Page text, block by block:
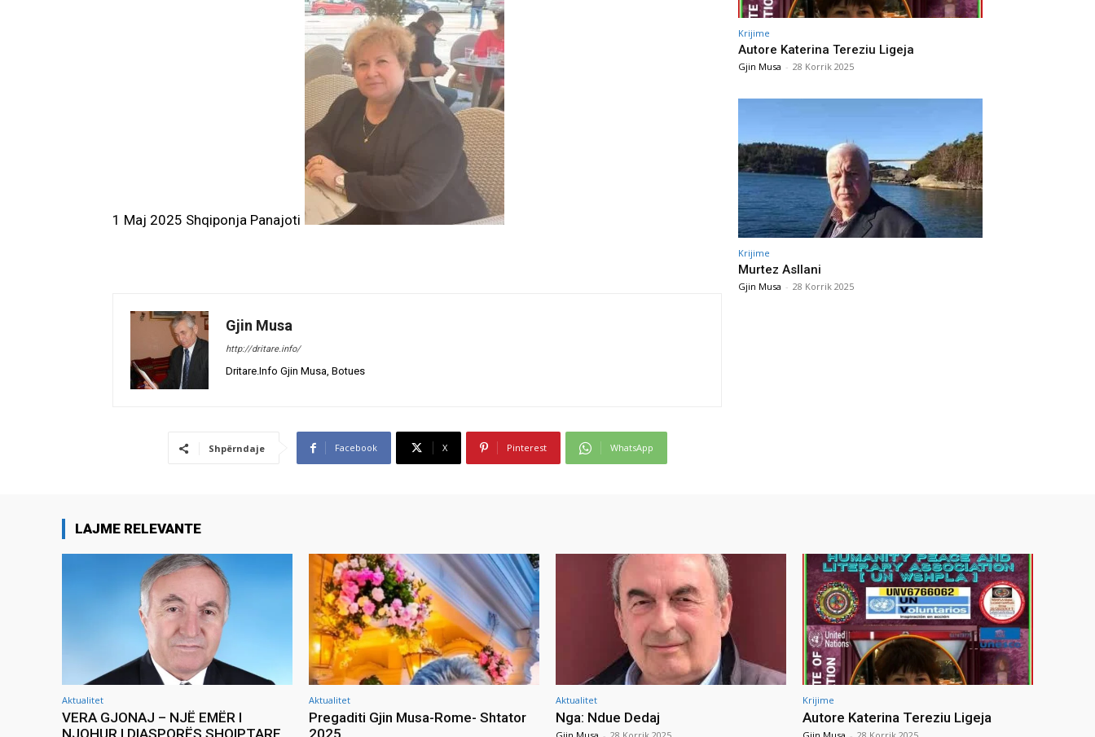
1 Maj 2025 Shqiponja Panajoti
Gjin Musa
http://dritare.info/
Dritare.Info Gjin Musa, Botues
Shpërndaje Facebook X Pinterest WhatsApp
Krijime
Autore Katerina Tereziu Ligeja
Gjin Musa - 28 Korrik 2025
Krijime
Murtez Asllani
Gjin Musa - 28 Korrik 2025
LAJME RELEVANTE
Aktualitet
VERA GJONAJ – NJË EMËR I
Aktualitet
Pregaditi Gjin Musa-Rome- Shtator
Aktualitet
Nga: Ndue Dedaj
Krijime
Autore Katerina Tereziu Ligeja